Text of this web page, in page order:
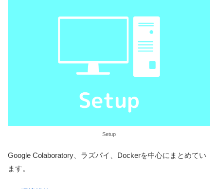
Setup
Google Colaboratory、ラズパイ、Dockerを中心にまとめてい
ます。